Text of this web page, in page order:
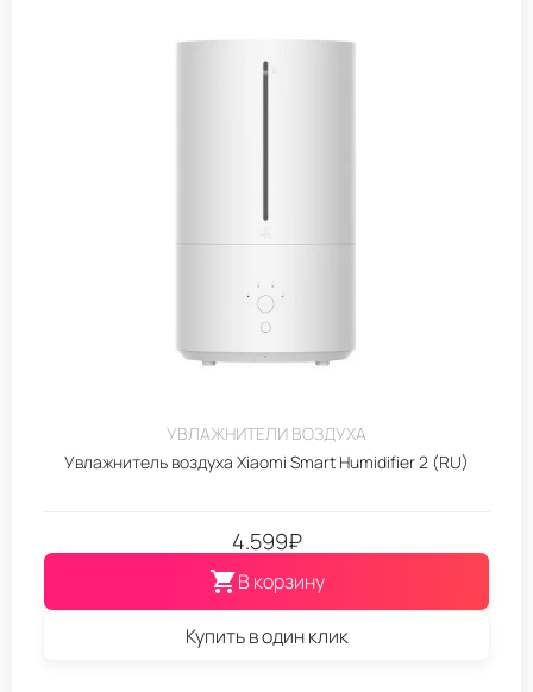
УВЛАЖНИТЕЛИ ВОЗДУХА
Увлажнитель воздуха Xiaomi Smart Humidifier 2 (RU)
4.599₽
В корзину
Купить в один клик